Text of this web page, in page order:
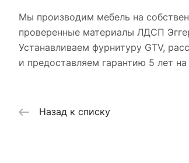
Мы производим мебель на
проверенные материалы ЛДСП
Устанавливаем фурнитуру GTV,
и предоставляем гарантию 5 лет
Назад к списку